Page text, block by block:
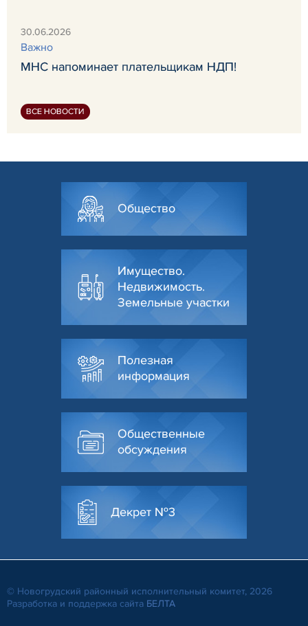
30.06.2026
Важно
МНС напоминает плательщикам НДП!
ВСЕ НОВОСТИ
Общество
Имущество.
Недвижимость.
Земельные участки
Полезная
информация
Общественные
обсуждения
Декрет №3
© Новогрудский районный исполнительный комитет, 2026
Разработка и поддержка сайта БЕЛТА